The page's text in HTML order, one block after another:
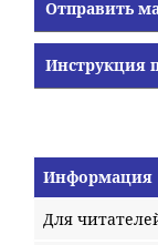
Отправить
Инструкция
Информация
Для